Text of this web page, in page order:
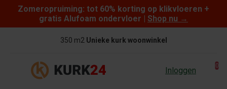
Skip to content
Zomeropruiming: tot 60% korting op klikvloeren +
gratis Alufoam ondervloer | Shop nu →
350 m2 Unieke kurk woonwinkel
Inloggen 0